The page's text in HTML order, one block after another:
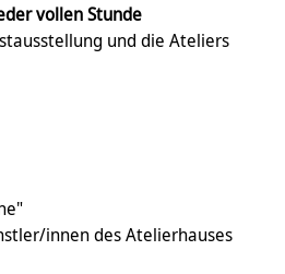
vollen Stunde
und die Ateliers
innen des Atelierhauses